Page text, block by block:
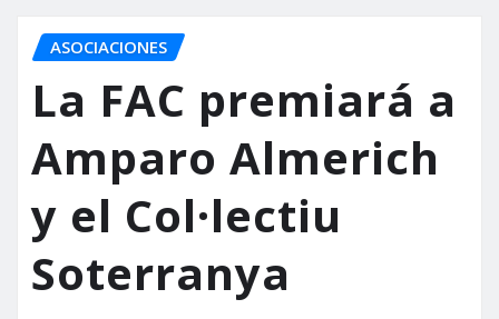
ASOCIACIONES
La FAC premiará a
Amparo Almerich
y el Col·lectiu
Soterranya